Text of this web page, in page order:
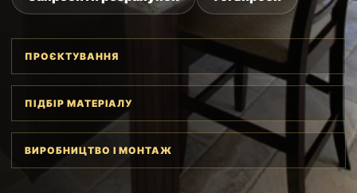
ПРОЄКТУВАННЯ
ПІДБІР МАТЕРІАЛУ
ВИРОБНИЦТВО І МОНТАЖ